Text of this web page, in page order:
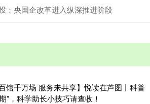
：央国企改革进入纵深推进阶段
馆千万场 服务来共享】悦读在芦图丨科普
”，科学助长小技巧请查收！